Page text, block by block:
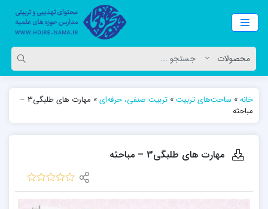
خانه» ساحت‌های تربیت» تربیت صنفی، حرفه‌ای»
مهارت های طلبگی3 –
مباحثه
مهارت های طلبگی3 – مباحثه